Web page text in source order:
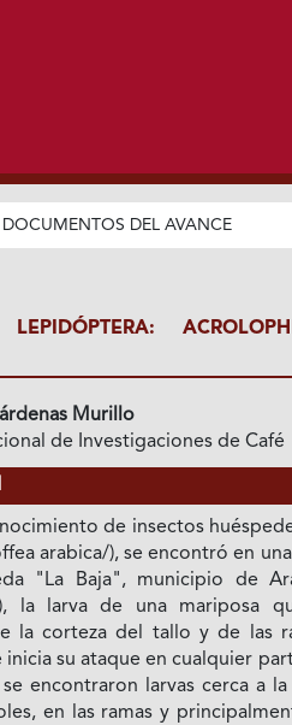
DOCUMENTOS DEL AVANCE
Murillo
de Investigaciones de Café
de insectos
arabica/), se encontró en
"La Baja", municipio de
la larva de una mariposa
la corteza del tallo y de las
inicia su ataque en cualquier
se encontraron larvas cerca a
en las ramas y